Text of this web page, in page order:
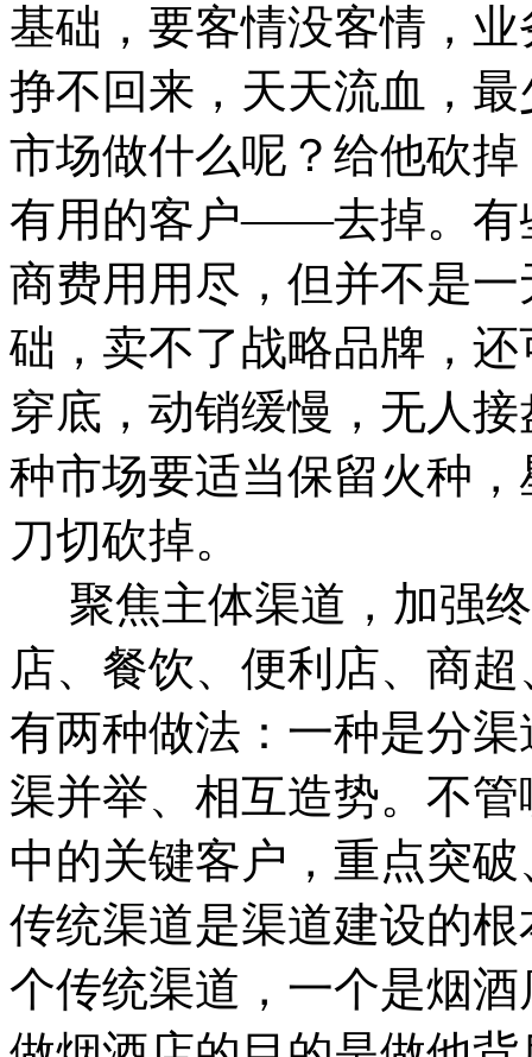
基础，要客情没客情，
挣不回来，天天流血，
市场做什么呢？给他砍
有用的客户——去掉。有
商费用用尽，但并不是
础，卖不了战略品牌，
穿底，动销缓慢，无人
种市场要适当保留火种
刀切砍掉。
聚焦主体渠道，加强
店、餐饮、便利店、商
有两种做法：一种是分
渠并举、相互造势。不
中的关键客户，重点突
传统渠道是渠道建设的
个传统渠道，一个是烟